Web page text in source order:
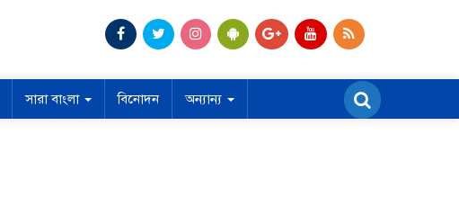
সারা বাংলা বিনোদন অন্যান্য